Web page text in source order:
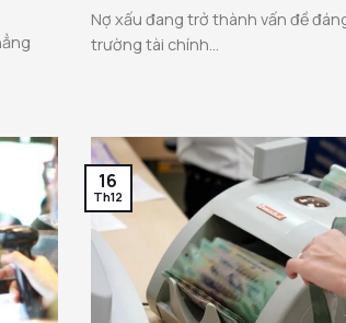
Nợ xấu đang trở thành vấn đề
trường tài chính...
16
Th12